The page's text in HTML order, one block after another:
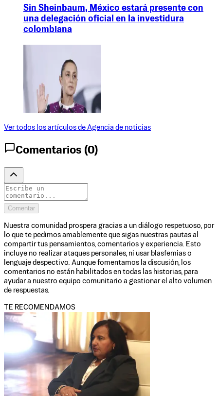
Sin Sheinbaum, México estará presente con
una delegación oficial en la investidura
colombiana
Ver todos los artículos de Agencia de noticias
Comentarios (0)
Comentar
Nuestra comunidad prospera gracias a un diálogo respetuoso, por
lo que te pedimos amablemente que sigas nuestras pautas al
compartir tus pensamientos, comentarios y experiencia. Esto
incluye no realizar ataques personales, ni usar blasfemias o
lenguaje despectivo. Aunque fomentamos la discusión, los
comentarios no están habilitados en todas las historias, para
ayudar a nuestro equipo comunitario a gestionar el alto volumen
de respuestas.
TE RECOMENDAMOS